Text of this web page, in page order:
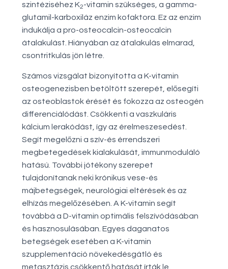
szintéziséhez K2-vitamin szükséges, a gamma-
glutamil-karboxiláz enzim kofaktora. Ez az enzim
indukálja a pro-osteocalcin-osteocalcin
átalakulást. Hiányában az átalakulás elmarad,
csontritkulás jön létre.
Számos vizsgálat bizonyította a K-vitamin
osteogenezisben betöltött szerepét, elősegíti
az osteoblastok érését és fokozza az osteogén
differenciálódást. Csökkenti a vaszkuláris
kálcium lerakódást, így az érelmeszesedést.
Segít megelőzni a szív-és érrendszeri
megbetegedések kialakulását, immunmoduláló
hatású. További jótékony szerepet
tulajdonítanak neki krónikus vese-és
májbetegségek, neurológiai eltérések és az
elhízás megelőzésében. A K-vitamin segít
továbbá a D-vitamin optimális felszívódásában
és hasznosulásában. Egyes daganatos
betegségek esetében a K-vitamin
szupplementáció növekedésgátló és
metasztázis csökkentő hatását írták le.